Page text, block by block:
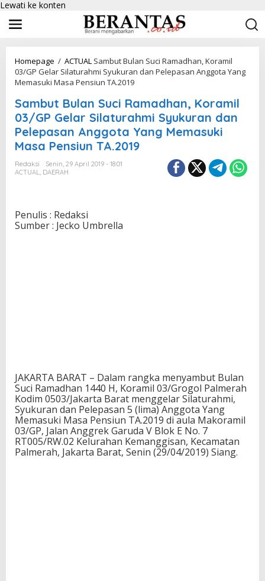
Lewati ke konten
Homepage / ACTUAL Sambut Bulan Suci Ramadhan, Koramil
03/GP Gelar Silaturahmi Syukuran dan Pelepasan Anggota Yang
Memasuki Masa Pensiun TA.2019
Sambut Bulan Suci Ramadhan, Koramil
03/GP Gelar Silaturahmi Syukuran dan
Pelepasan Anggota Yang Memasuki
Masa Pensiun TA.2019
Redaksi
Senin, 29 April 2019 - 18:01
ACTUAL, DAERAH
Penulis : Redaksi
Sumber : Jecko Umbrella
JAKARTA BARAT – Dalam rangka menyambut Bulan
Suci Ramadhan 1440 H, Koramil 03/Grogol Palmerah
Kodim 0503/Jakarta Barat menggelar Silaturahmi,
Syukuran dan Pelepasan 5 (lima) Anggota Yang
Memasuki Masa Pensiun TA.2019 di aula Makoramil
03/GP, Jalan Anggrek Garuda V Blok E No. 7
RT005/RW.02 Kelurahan Kemanggisan, Kecamatan
Palmerah, Jakarta Barat, Senin (29/04/2019) Siang.